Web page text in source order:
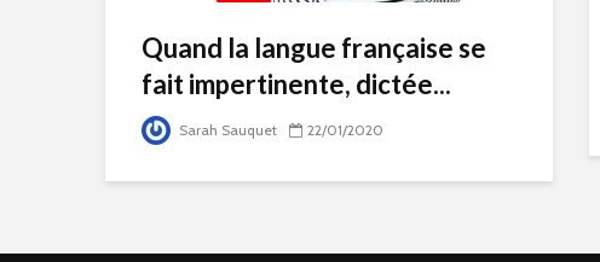
Quand la langue française se
fait impertinente, dictée...
Sarah Sauquet 22/01/2020